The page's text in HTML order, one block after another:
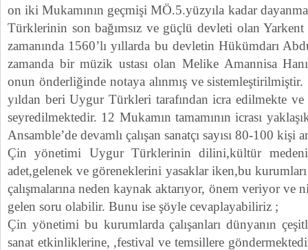
on iki Mukamının geçmişi MÖ.5.yüzyıla kadar
Türklerinin son bağımsız ve güçlü devleti olan Yarkent
zamanında 1560’lı yıllarda bu devletin Hükümdarı
zamanda bir müzik ustası olan Melike Amannisa
onun önderliğinde notaya alınmış ve
yıldan beri Uygur Türkleri tarafından icra edilmekte
seyredilmektedir. 12 Mukamın tamamının icrası
Ansamble’de devamlı çalışan sanatçı sayısı 80-100 kişi
Çin yönetimi Uygur Türklerinin dilini,kültür
adet,gelenek ve göreneklerini yasaklar iken,bu
çalışmalarına neden kaynak aktarıyor, önem veriyor
gelen soru olabilir. Bunu ise şöyle cevaplayabiliriz ;
Çin yönetimi bu kurumlarda çalışanları dünyanın
sanat etkinliklerine, ,festival ve temsillere